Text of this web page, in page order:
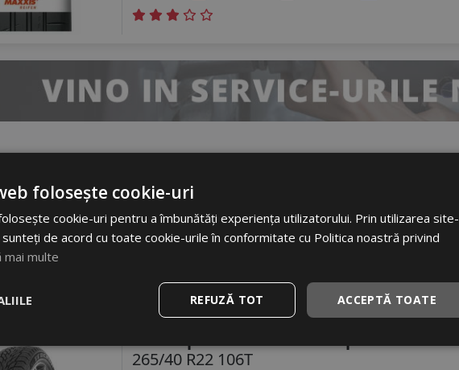
265/40 R22 106Y
Turisme
265/40 R22 106T
folosește cookie-uri
cookie-uri pentru a îmbunătăți experiența utilizatorului. Prin utilizarea site-
de acord cu toate cookie-urile în conformitate cu Politica noastră privind
mai multe
ACCEPTĂ TOATE
REFUZĂ TOT